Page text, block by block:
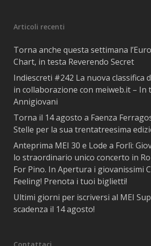
Articoli recenti
Torna anche questa settimana
Chart, in testa Reverendo Secret
Indiescreti #242 La nuova classifica
in collaborazione con meiweb.it – In
Annigiovani
Torna il 14 agosto a Faenza
Stelle per la sua trentatreesima
Anteprima MEI 30 e Lode a Forlì:
lo straordinario unico concerto in
For Pino. In Apertura i giovanissimi
Feeling! Prenota i tuoi biglietti!
Ultimi giorni per iscriversi al MEI
scadenza il 14 agosto!